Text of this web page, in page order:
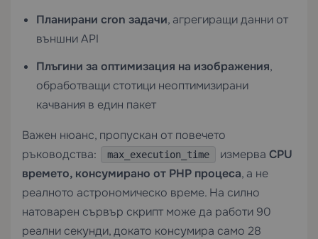
Планирани cron задачи, агрегиращи данни от
външни API
Плъгини за оптимизация на изображения,
обработващи стотици неоптимизирани
качвания в един пакет
Важен нюанс, пропускан от повечето
ръководства:
max_execution_time измерва CPU
времето, консумирано от PHP процеса, а не
реалното астрономическо време. На силно
натоварен сървър скрипт може да работи 90
реални секунди, докато консумира само 28